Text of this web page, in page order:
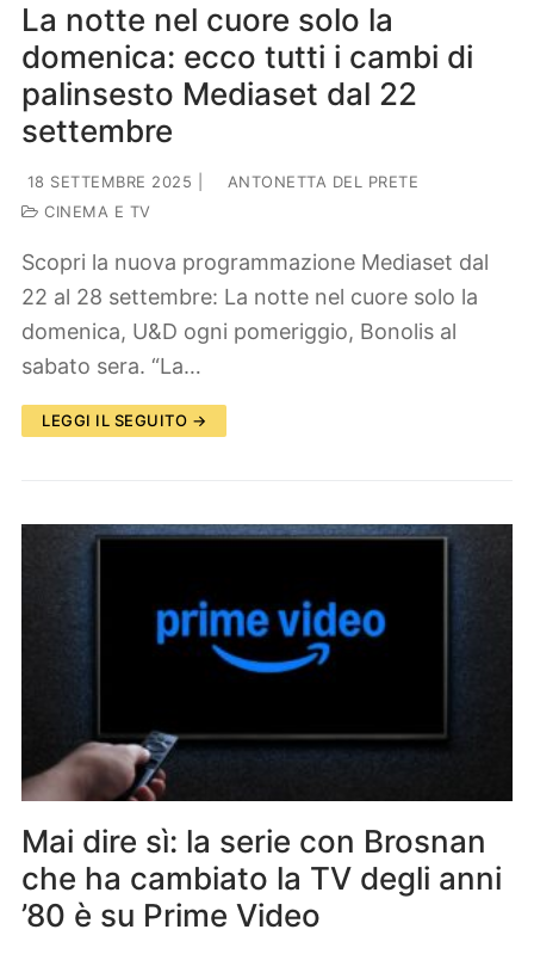
La notte nel cuore solo la
domenica: ecco tutti i cambi di
palinsesto Mediaset dal 22
settembre
18 SETTEMBRE 2025
ANTONETTA DEL PRETE
CINEMA E TV
Scopri la nuova programmazione Mediaset dal
22 al 28 settembre: La notte nel cuore solo la
domenica, U&D ogni pomeriggio, Bonolis al
sabato sera. “La…
LEGGI IL SEGUITO →
Mai dire sì: la serie con Brosnan
che ha cambiato la TV degli anni
’80 è su Prime Video